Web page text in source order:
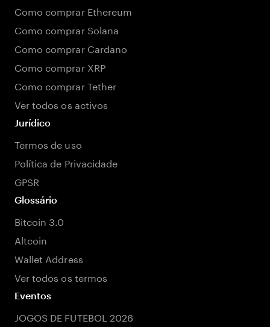
Como comprar Ethereum
Como comprar Solana
Como comprar Cardano
Como comprar XRP
Como comprar Tether
Ver todos os activos
Jurídico
Termos de uso
Política de Privacidade
GPSR
Glossário
Bitcoin 3.0
Altcoin
Wallet Address
Ver todos os termos
Eventos
JOGOS DE FUTEBOL 2026